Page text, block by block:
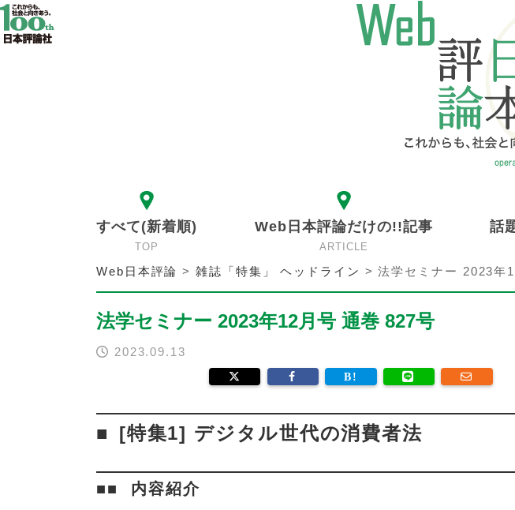
すべて(新着順)
TOP
Web日本評論だけの!!記事
ARTICLE
話
Web日本評論 >雑誌「特集」 ヘッドライン >法学セミナー 2023年
法学セミナー 2023年12月号 通巻 827号
2023.09.13
[特集1] デジタル世代の消費者法
内容紹介